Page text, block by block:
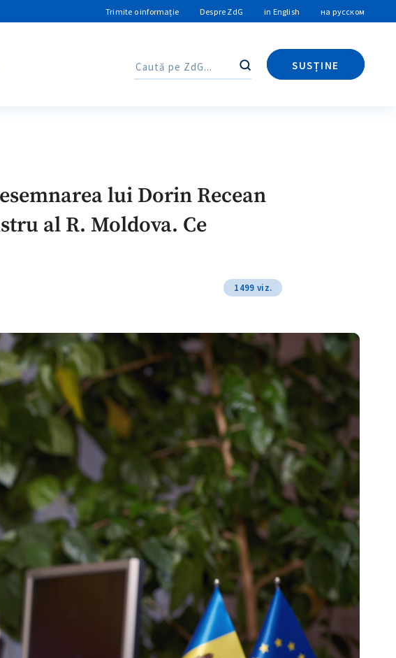
Trimite o informație Despre ZdG in English на русском
Caută
SUSȚINE
Caută
lui Dorin Recean
al R. Moldova. Ce
1499 viz.